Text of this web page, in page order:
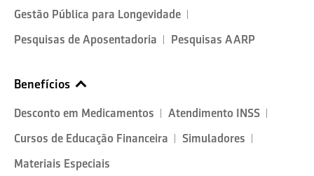
Gestão Pública para Longevidade
Pesquisas de Aposentadoria
Pesquisas AARP
Benefícios
Desconto em Medicamentos
Atendimento INSS
Cursos de Educação Financeira
Simuladores
Materiais Especiais